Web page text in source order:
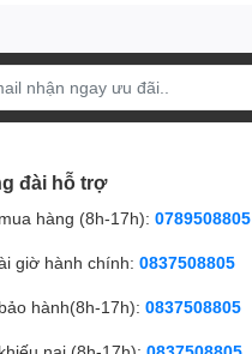
đài hỗ trợ
hàng (8h-17h): 0789508805
giờ hành chính: 0837508805
hành(8h-17h): 0837508805